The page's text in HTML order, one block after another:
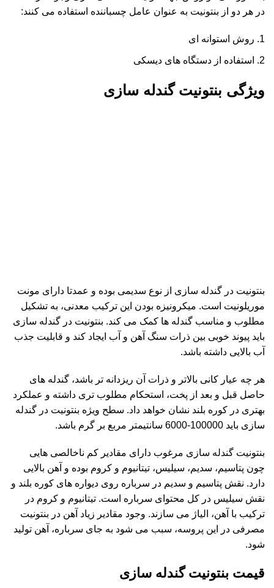
در هر دو از بنتونیت به عنوان عامل چسباننده استفاده می کنند:
روش استوانه ای
استفاده از دستگاه های دیسکی
ویژگی بنتونیت گندله سازی
بنتونیت در گندله سازی از نوع سدیمی بوده و عمدتا دارای مونت
موریلونیت است. میکرونیزه بودن این ترکیب معدنی، به تشکیل
مطلوب و مناسب گندله ها کمک می کند. بنتونیت در گندله سازی
باید پیوند خوبی بین ذرات سنگ آهن و آب ایجاد کند و قابلیت جذب
آب بالایی داشته باشد.
هر چه عیار کانی بالاتر و ذرات آن ریزدانه تر باشد، گندله های
حاصل قبل و بعد از پخت، استحکام مطلوب تری داشته و عملکرد
بهتری در کوره بلند نشان خواهد داد. سطح ویژه بنتونیت در گندله
سازی باید 100000-6000 سانتیمتر مربع بر گرم باشد.
بنتونیت گندله سازی مرغوب دارای مقادیر کم ناخالصی هایی
چون پتاسیم، سدیم، سیلیس، تیتانیوم و کروم بوده و آهن بالایی
دارد. نقش پتاسیم و سدیم در سرباره روی دیواره های کوره بلند و
نقش سیلیس در کل محتوای سرباره است. تیتانیوم و کروم در
ترکیب با آهن، الیاژ می سازند. وجود مقادیر زیاد آهن در بنتونیت
مصرفی در این پروسه، سبب می شود به جای سرباره، آهن تولید
شود.
قیمت بنتونیت گندله سازی